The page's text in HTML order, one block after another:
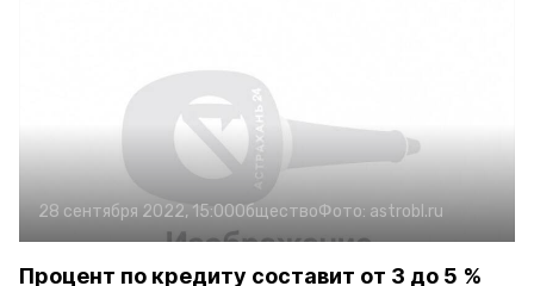
28 сентября 2022, 15:00ОбществоФото: astrobl.ru
Процент по кредиту составит от 3 до 5 %